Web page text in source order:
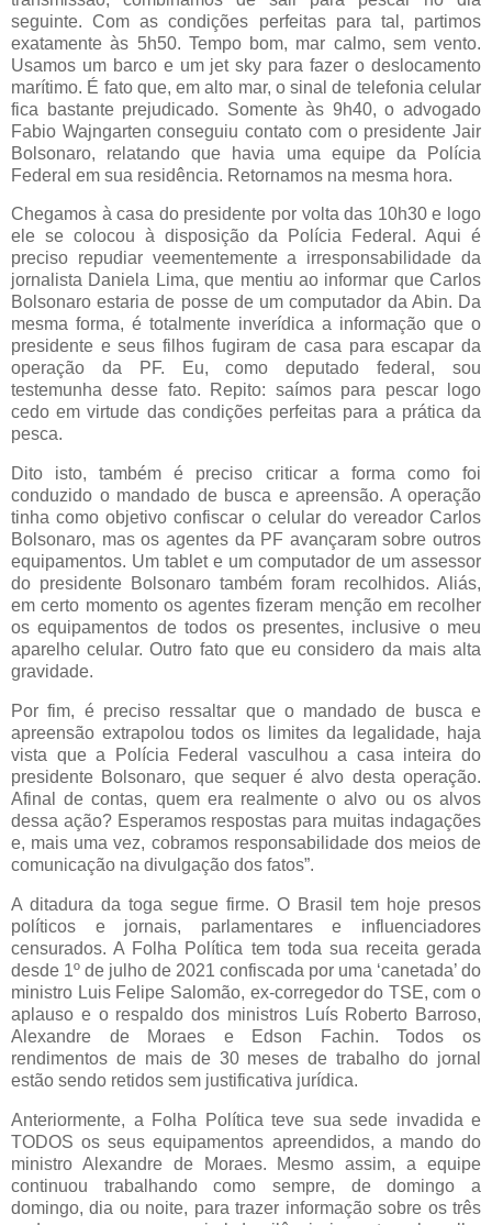
seguinte. Com as condições perfeitas para tal, partimos
exatamente às 5h50. Tempo bom, mar calmo, sem vento.
Usamos um barco e um jet sky para fazer o deslocamento
marítimo. É fato que, em alto mar, o sinal de telefonia celular
fica bastante prejudicado. Somente às 9h40, o advogado
Fabio Wajngarten conseguiu contato com o presidente Jair
Bolsonaro, relatando que havia uma equipe da Polícia
Federal em sua residência. Retornamos na mesma hora.
Chegamos à casa do presidente por volta das 10h30 e logo
ele se colocou à disposição da Polícia Federal. Aqui é
preciso repudiar veementemente a irresponsabilidade da
jornalista Daniela Lima, que mentiu ao informar que Carlos
Bolsonaro estaria de posse de um computador da Abin. Da
mesma forma, é totalmente inverídica a informação que o
presidente e seus filhos fugiram de casa para escapar da
operação da PF. Eu, como deputado federal, sou
testemunha desse fato. Repito: saímos para pescar logo
cedo em virtude das condições perfeitas para a prática da
pesca.
Dito isto, também é preciso criticar a forma como foi
conduzido o mandado de busca e apreensão. A operação
tinha como objetivo confiscar o celular do vereador Carlos
Bolsonaro, mas os agentes da PF avançaram sobre outros
equipamentos. Um tablet e um computador de um assessor
do presidente Bolsonaro também foram recolhidos. Aliás,
em certo momento os agentes fizeram menção em recolher
os equipamentos de todos os presentes, inclusive o meu
aparelho celular. Outro fato que eu considero da mais alta
gravidade.
Por fim, é preciso ressaltar que o mandado de busca e
apreensão extrapolou todos os limites da legalidade, haja
vista que a Polícia Federal vasculhou a casa inteira do
presidente Bolsonaro, que sequer é alvo desta operação.
Afinal de contas, quem era realmente o alvo ou os alvos
dessa ação? Esperamos respostas para muitas indagações
e, mais uma vez, cobramos responsabilidade dos meios de
comunicação na divulgação dos fatos”.
A ditadura da toga segue firme. O Brasil tem hoje presos
políticos e jornais, parlamentares e influenciadores
censurados. A Folha Política tem toda sua receita gerada
desde 1º de julho de 2021 confiscada por uma ‘canetada’ do
ministro Luis Felipe Salomão, ex-corregedor do TSE, com o
aplauso e o respaldo dos ministros Luís Roberto Barroso,
Alexandre de Moraes e Edson Fachin. Todos os
rendimentos de mais de 30 meses de trabalho do jornal
estão sendo retidos sem justificativa jurídica.
Anteriormente, a Folha Política teve sua sede invadida e
TODOS os seus equipamentos apreendidos, a mando do
ministro Alexandre de Moraes. Mesmo assim, a equipe
continuou trabalhando como sempre, de domingo a
domingo, dia ou noite, para trazer informação sobre os três